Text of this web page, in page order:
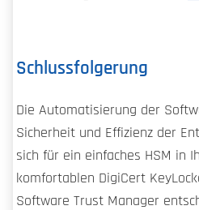
Schlussfolgerung
Die Automatisierung der
Sicherheit und Effizienz der
sich für ein einfaches HSM in
komfortablen DigiCert
Software Trust Manager